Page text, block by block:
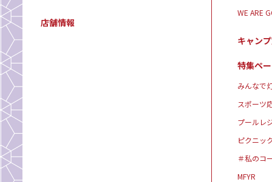
店舗情報
WE ARE
キャン
特集ペ
みんなで
スポーツ
プールレ
ピクニッ
＃私のコ
MFYR